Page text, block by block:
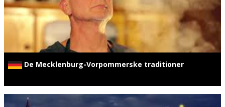
De Mecklenburg-Vorpommerske traditioner